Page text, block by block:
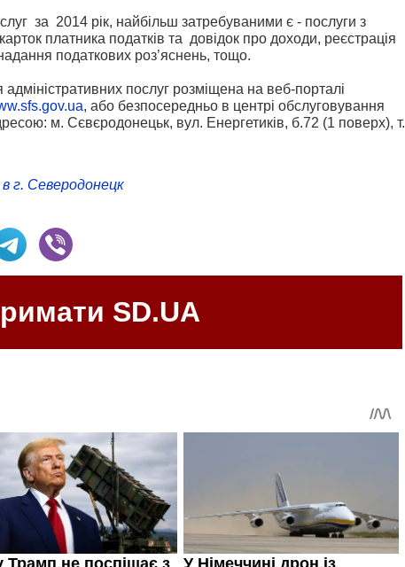
за 2014 рік, найбільш затребуваними є - послуги з
платника податків та довідок про доходи, реєстрація
податкових роз’яснень, тощо.
послуг розміщена на веб-порталі
, або безпосередньо в центрі обслуговування
м. Сєвєродонецьк, вул. Енергетиків, б.72 (1 поверх), т.
г. Северодонецк
SD.UA